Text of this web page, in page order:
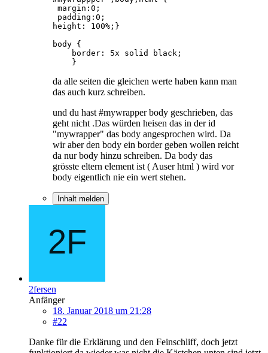
    }
da alle seiten die gleichen werte haben kann man
das auch kurz schreiben.
und du hast #mywrapper body geschrieben, das
geht nicht .Das würden heisen das in der id
"mywrapper" das body angesprochen wird. Da
wir aber den body ein border geben wollen reicht
da nur body hinzu schreiben. Da body das
grösste eltern element ist ( Auser html ) wird vor
body eigentlich nie ein wert stehen.
Inhalt melden
2fersen
Anfänger
18. Januar 2018 um 21:28
#22
Danke für die Erklärung und den Feinschliff, doch jetzt